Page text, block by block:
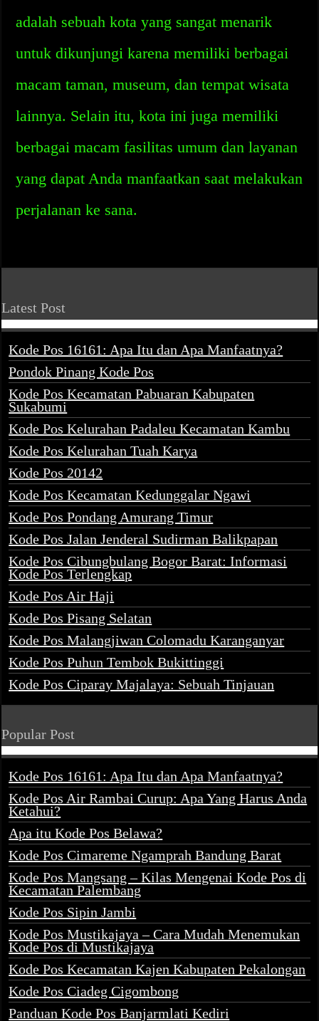
adalah sebuah kota yang sangat menarik
untuk dikunjungi karena memiliki berbagai
macam taman, museum, dan tempat wisata
lainnya. Selain itu, kota ini juga memiliki
berbagai macam fasilitas umum dan layanan
yang dapat Anda manfaatkan saat melakukan
perjalanan ke sana.
Latest Post
Kode Pos 16161: Apa Itu dan Apa Manfaatnya?
Pondok Pinang Kode Pos
Kode Pos Kecamatan Pabuaran Kabupaten
Sukabumi
Kode Pos Kelurahan Padaleu Kecamatan Kambu
Kode Pos Kelurahan Tuah Karya
Kode Pos 20142
Kode Pos Kecamatan Kedunggalar Ngawi
Kode Pos Pondang Amurang Timur
Kode Pos Jalan Jenderal Sudirman Balikpapan
Kode Pos Cibungbulang Bogor Barat: Informasi
Kode Pos Terlengkap
Kode Pos Air Haji
Kode Pos Pisang Selatan
Kode Pos Malangjiwan Colomadu Karanganyar
Kode Pos Puhun Tembok Bukittinggi
Kode Pos Ciparay Majalaya: Sebuah Tinjauan
Popular Post
Kode Pos 16161: Apa Itu dan Apa Manfaatnya?
Kode Pos Air Rambai Curup: Apa Yang Harus Anda
Ketahui?
Apa itu Kode Pos Belawa?
Kode Pos Cimareme Ngamprah Bandung Barat
Kode Pos Mangsang – Kilas Mengenai Kode Pos di
Kecamatan Palembang
Kode Pos Sipin Jambi
Kode Pos Mustikajaya – Cara Mudah Menemukan
Kode Pos di Mustikajaya
Kode Pos Kecamatan Kajen Kabupaten Pekalongan
Kode Pos Ciadeg Cigombong
Panduan Kode Pos Banjarmlati Kediri